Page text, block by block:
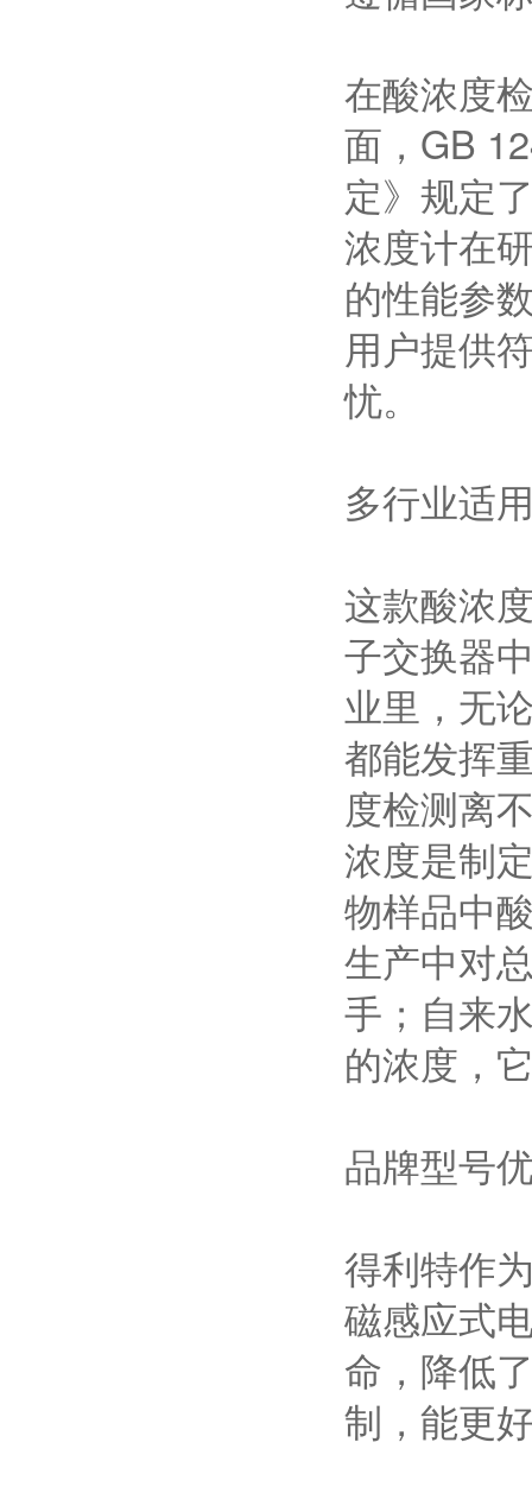
在酸浓度
面，GB
定》规定
浓度计在
的性能参
用户提供
忧。
多行业适
这款酸浓
子交换器
业里，无
都能发挥
度检测离
浓度是制
物样品中
生产中对
手；自来
的浓度，
品牌型号
得利特作
磁感应式
命，降低
制，能更